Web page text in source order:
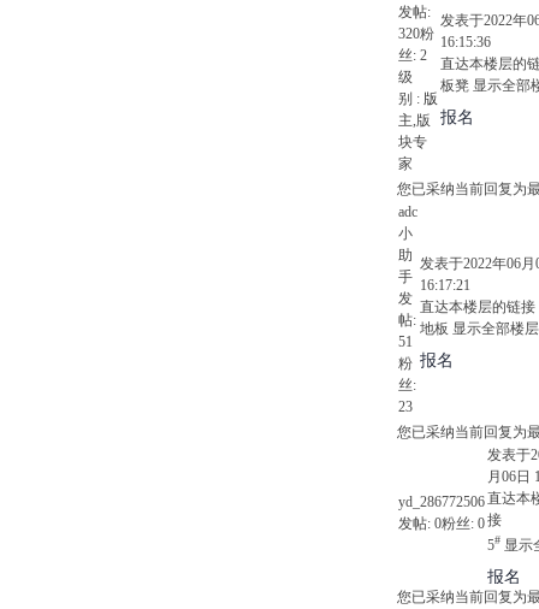
发帖:
320粉
丝: 2
级
别 : 版
主 ,版
块专
家
发表于2022年
16:15:36
直达本楼层的
板凳 显示全部
报名
您已采纳当前回复为
adc
小
助
手
发
帖:
51
粉
丝:
23
发表于2022年06月
16:17:21
直达本楼层的链接
地板 显示全部楼层
报名
您已采纳当前回复为
yd_286772506
发帖: 0粉丝: 0
发表于
月06日
直达本
接
5# 显示
报名
您已采纳当前回复为